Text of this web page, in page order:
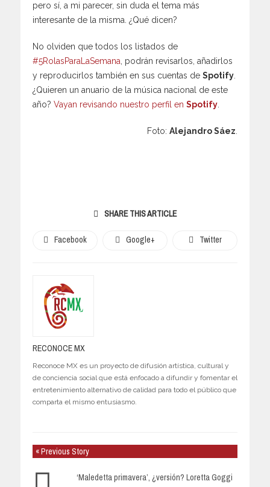
pero sí, a mi parecer, sin duda el tema más
interesante de la misma. ¿Qué dicen?
No olviden que todos los listados de
#5RolasParaLaSemana , podrán revisarlos, añadirlos
y reproducirlos también en sus cuentas de Spotify
¿Quieren un anuario de la música nacional de este
año? Vayan revisando nuestro perfil en Spotify
Foto: Alejandro Sáez
SHARE THIS ARTICLE
Facebook Google+ Twitter
RECONOCE MX
Reconoce MX es un proyecto de difusión artística, cultural y
de conciencia social que está enfocado a difundir y fomentar el
entretenimiento alternativo de calidad para todo el público que
comparta el mismo entusiasmo.
« Previous Story
‘Maledetta primavera’, ¿versión? Loretta Goggi